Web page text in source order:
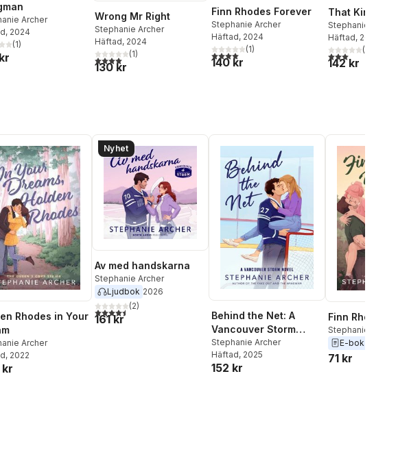
Archer
, 2024
5 stjärnor. Totalt antal röster:
(1)
Wrong Mr Right
Stephanie Archer
Häftad, 2024
4,0utav 5 stjärnor. Totalt antal röster:
(1)
130 kr
Finn Rhodes Forever
Stephanie Archer
Häftad, 2024
4,0utav 5 stjärnor. Totalt antal röster:
(1)
140 kr
That Kind of
Stephanie Archer
Häftad, 2024
3,0utav 5(
142 kr
Rhodes in Your
Archer
, 2022
Nyhet
Av med handskarna
Stephanie Archer
Ljudbok 2026
4,5utav 5 stjärnor. Totalt antal röster:
(2)
161 kr
Behind the Net: A
Vancouver Storm
Novel
Stephanie Archer
Häftad, 2025
152 kr
Finn Rhodes
Stephanie Archer
E-bok
71 kr